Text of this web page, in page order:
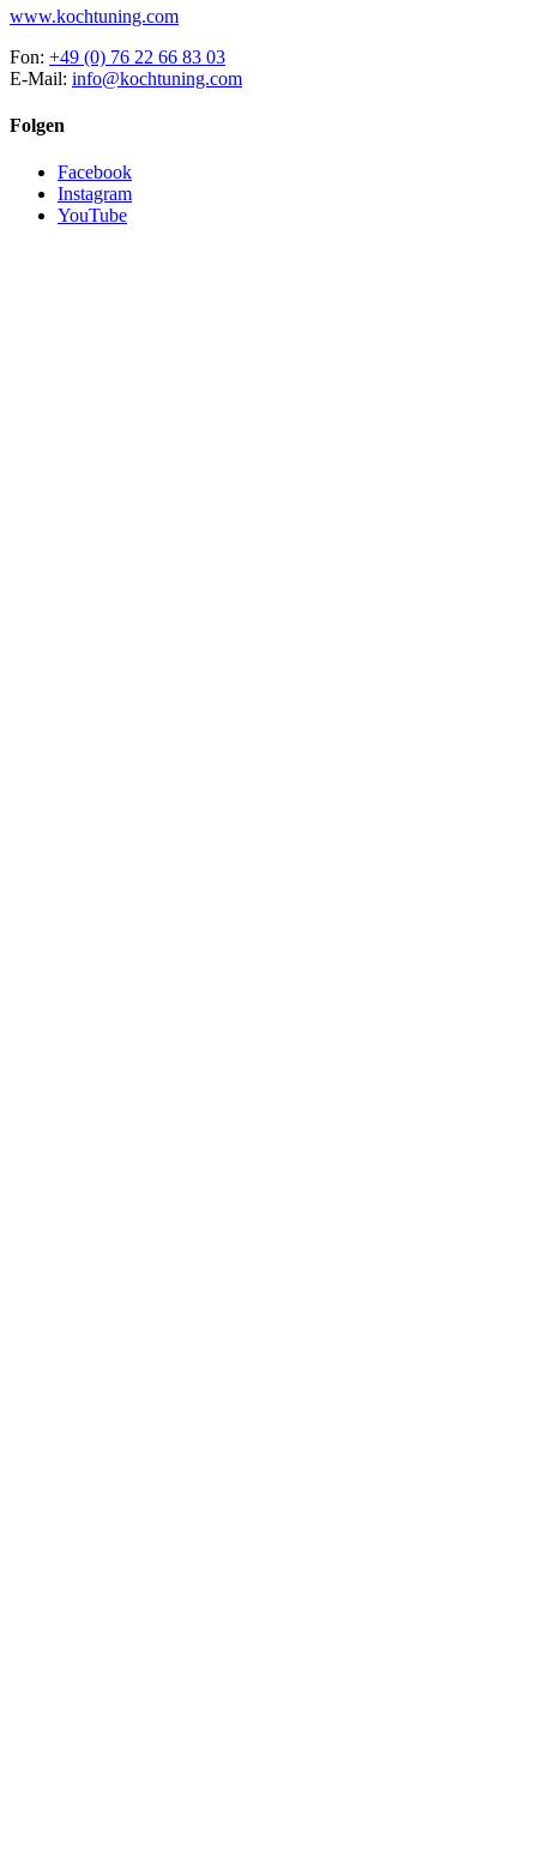
www.kochtuning.com
Fon: +49 (0) 76 22 66 83 03
E-Mail: info@kochtuning.com
Folgen
Facebook
Instagram
YouTube